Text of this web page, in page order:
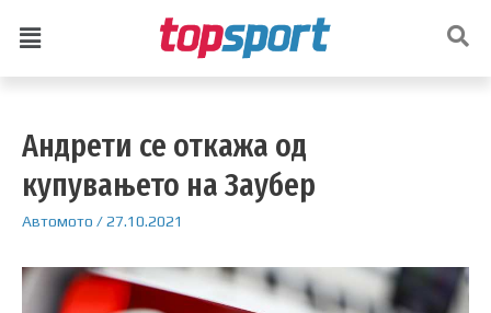
Андрети се откажа од
купувањето на Заубер
Автомото /27.10.2021